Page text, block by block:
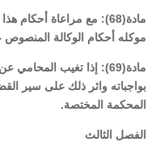
مادة(68): مع مراعاة
موكله أحكام الوكالة المنصوص
مادة(69): إذا تغيب
بواجباته واثر ذلك على سير
المحكمة المختصة.
الفصل الثالث